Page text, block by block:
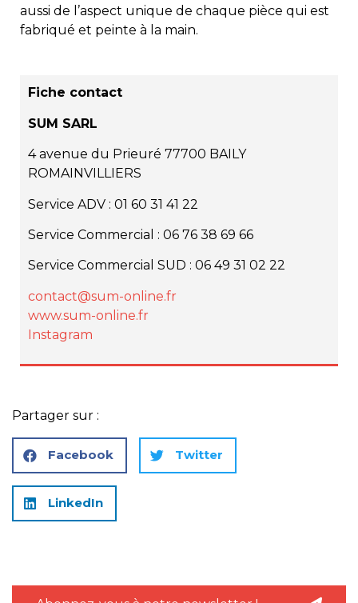
aussi de l’aspect unique de chaque pièce qui est
fabriqué et peinte à la main.
Fiche contact
SUM SARL
4 avenue du Prieuré 77700 BAILY
ROMAINVILLIERS
Service ADV : 01 60 31 41 22
Service Commercial : 06 76 38 69 66
Service Commercial SUD : 06 49 31 02 22
contact@sum-online.fr
www.sum-online.fr
Instagram
Partager sur :
Facebook Twitter
LinkedIn